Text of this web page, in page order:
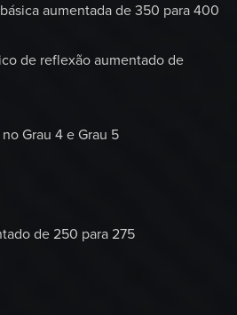
aumentada de 350 para 400
de reflexão aumentado de
Grau 4 e Grau 5
de 250 para 275